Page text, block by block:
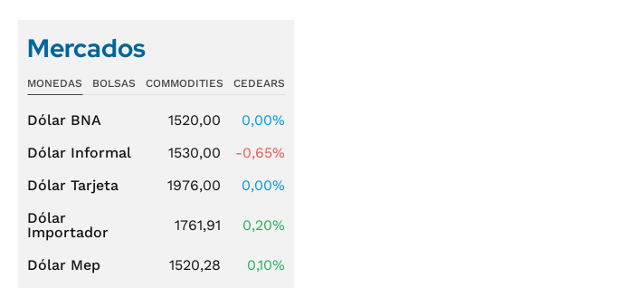
Mercados
MONEDAS BOLSAS COMMODITIES CEDEARS
Dólar BNA 1520,00
0,00%
Dólar Informal
1530,00
-0,65%
Dólar Tarjeta
1976,00
0,00%
Dólar
Importador
1761,91 0,20%
Dólar Mep 1520,28
0,10%